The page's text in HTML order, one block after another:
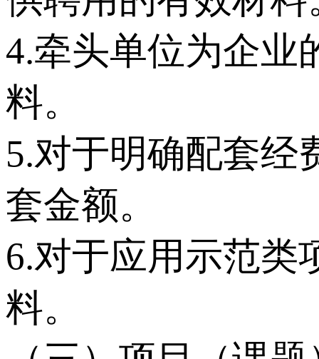
4.牵头单位为企业
料。
5.对于明确配套经
套金额。
6.对于应用示范类
料。